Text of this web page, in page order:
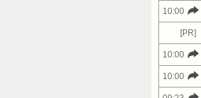
10:00
[PR]
10:00
10:00